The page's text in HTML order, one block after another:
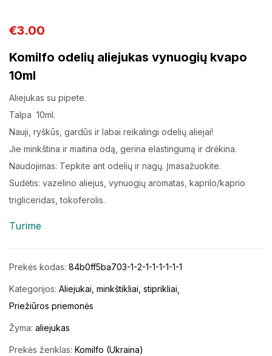
€3.00
Komilfo odelių aliejukas vynuogių kvapo
10ml
Aliejukas su pipete.
Talpa 10ml.
Nauji, ryškūs, gardūs ir labai reikalingi odelių aliejai!
Jie minkština ir maitina odą, gerina elastingumą ir drėkina.
Naudojimas: Tepkite ant odelių ir nagų. Įmasažuokite.
Sudėtis: vazelino aliejus, vynuogių aromatas, kaprilo/kaprio
trigliceridas, tokoferolis.
Turime
Prekės kodas: 84b0ff5ba703-1-2-1-1-1-1-1-1
Kategorijos: Aliejukai, minkštikliai, stiprikliai
Priežiūros priemonės
Žyma: aliejukas
Prekės ženklas: Komilfo (Ukraina)